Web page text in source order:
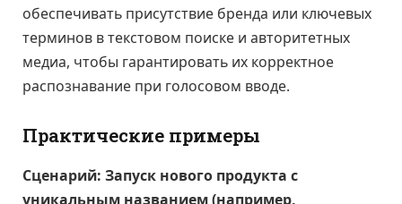
обеспечивать присутствие бренда или ключевых
терминов в текстовом поиске и авторитетных
медиа, чтобы гарантировать их корректное
распознавание при голосовом вводе.
Практические примеры
Сценарий: Запуск нового продукта с
уникальным названием (например,